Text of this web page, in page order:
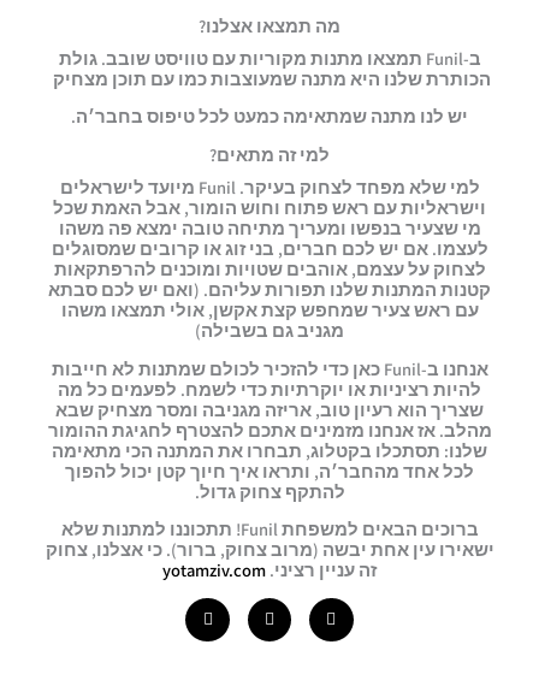
מה תמצאו אצלנו?
ב-Funil תמצאו מתנות מקוריות עם טוויסט שובב. גולת
הכותרת שלנו היא מתנה שמעוצבות כמו עם תוכן מצחיק
יש לנו מתנה שמתאימה כמעט לכל טיפוס בחבר׳ה.
למי זה מתאים?
למי שלא מפחד לצחוק בעיקר. Funil מיועד לישראלים
וישראליות עם ראש פתוח וחוש הומור, אבל האמת שכל
מי שצעיר בנפשו ומעריך מתיחה טובה ימצא פה משהו
לעצמו. אם יש לכם חברים, בני זוג או קרובים שמסוגלים
לצחוק על עצמם, אוהבים שטויות ומוכנים להרפתקאות
קטנות המתנות שלנו תפורות עליהם. (ואם יש לכם סבתא
עם ראש צעיר שמחפש קצת אקשן, אולי תמצאו משהו
מגניב גם בשבילה)
אנחנו ב-Funil כאן כדי להזכיר לכולם שמתנות לא חייבות
להיות רציניות או יוקרתיות כדי לשמח. לפעמים כל מה
שצריך הוא רעיון טוב, אריזה מגניבה ומסר מצחיק שבא
מהלב. אז אנחנו מזמינים אתכם להצטרף לחגיגת ההומור
שלנו: תסתכלו בקטלוג, תבחרו את המתנה הכי מתאימה
לכל אחד מהחבר׳ה, ותראו איך חיוך קטן יכול להפוך
להתקף צחוק גדול.
ברוכים הבאים למשפחת Funil!
תתכוננו למתנות שלא
ישאירו עין אחת יבשה (מרוב צחוק, ברור). כי אצלנו, צחוק
זה עניין רציני. yotamziv.com
T
i
k
I
n
s
F
a
c